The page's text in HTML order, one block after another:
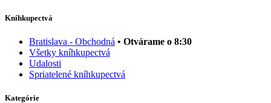
Kníhkupectvá
Bratislava - Obchodná • Otvárame o 8:30
Všetky kníhkupectvá
Udalosti
Spriatelené kníhkupectvá
Kategórie